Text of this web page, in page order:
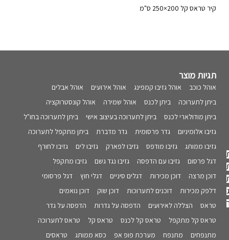
קיר טראס קל 200×250 ס"מ
תגיות מוצר
אוהל אבלים אוהל אירועים אוהל גזיבו קמפינג
אוהל כוכב
אוהל קונסטרוקציה
אוהל שמירה ביתן לכנס
ביתן לתערוכה
ביתן לתערוכה בחו"ל
ביתן לתערוכה בעיצוב אישי
ביתן מודולארי לכנס
ביתן מתקפל לתערוכה
גדר מדברת גדר פרסומית
גזיבו אלומיניום
גזיבו לחורף
גזיבו לים גזיבו לפארק גזיבו מודפס
גזיבו ממותג
גזיבו מתקפל
גזיבו נגד גשם גזיבו עם הדפסה
דגל פרסום
דגל פרסומי
דגלי חוץ דגלים סיניים דוכן מכירות
דוכן מרצה
דוכן נואמים
דוכן שוק דוכנים לתערוכות
דלפק מכירות
הדפסה על גדר
הדפסה על גדרות הצללה לאירועים
טראס
טראס לתערוכה
טראס קל טראס קל לכנס
טראס קל מתקפל
טראסים
כסא ממותג מערכת פופ אפ מתנפח
מתנפחים